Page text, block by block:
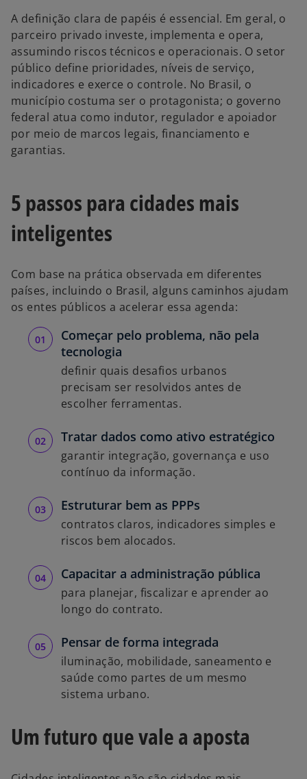
A definição clara de papéis é essencial. Em geral, o
parceiro privado investe, implementa e opera,
assumindo riscos técnicos e operacionais. O setor
público define prioridades, níveis de serviço,
indicadores e exerce o controle. No Brasil, o
município costuma ser o protagonista; o governo
federal atua como indutor, regulador e apoiador
por meio de marcos legais, financiamento e
garantias.
5 passos para cidades mais
inteligentes
Com base na prática observada em diferentes
países, incluindo o Brasil, alguns caminhos ajudam
os entes públicos a acelerar essa agenda:
Começar pelo problema, não pela
tecnologia
definir quais desafios urbanos
precisam ser resolvidos antes de
escolher ferramentas.
Tratar dados como ativo estratégico
garantir integração, governança e uso
contínuo da informação.
Estruturar bem as PPPs
contratos claros, indicadores simples e
riscos bem alocados.
Capacitar a administração pública
para planejar, fiscalizar e aprender ao
longo do contrato.
Pensar de forma integrada
iluminação, mobilidade, saneamento e
saúde como partes de um mesmo
sistema urbano.
Um futuro que vale a aposta